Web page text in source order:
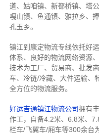
道、姑咱镇、新都桥镇、塔
嘎山镇、鱼通镇、雅拉乡、
孔玉乡。
镇江到康定物流专线依托好
体系、良好的物流网络资源
技术为工厂、贸易商、批发
车、冷链/冷藏、大件运输、
全方位的物流服务。
好运吉通镇江物流公司拥有
作工，自备4.2米、6.8米、
栏车/飞翼车/厢车等300余台